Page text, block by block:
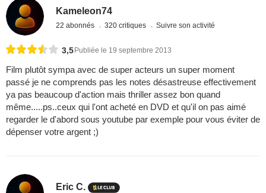
Kameleon74
22 abonnés 320 critiques Suivre son activité
3,5Publiée le 19 septembre 2013
Film plutôt sympa avec de super acteurs un super moment
passé je ne comprends pas les notes désastreuse effectivement
ya pas beaucoup d'action mais thriller assez bon quand
même.....ps..ceux qui l'ont acheté en DVD et qu'il on pas aimé
regarder le d'abord sous youtube par exemple pour vous éviter de
dépenser votre argent ;)
Eric C.